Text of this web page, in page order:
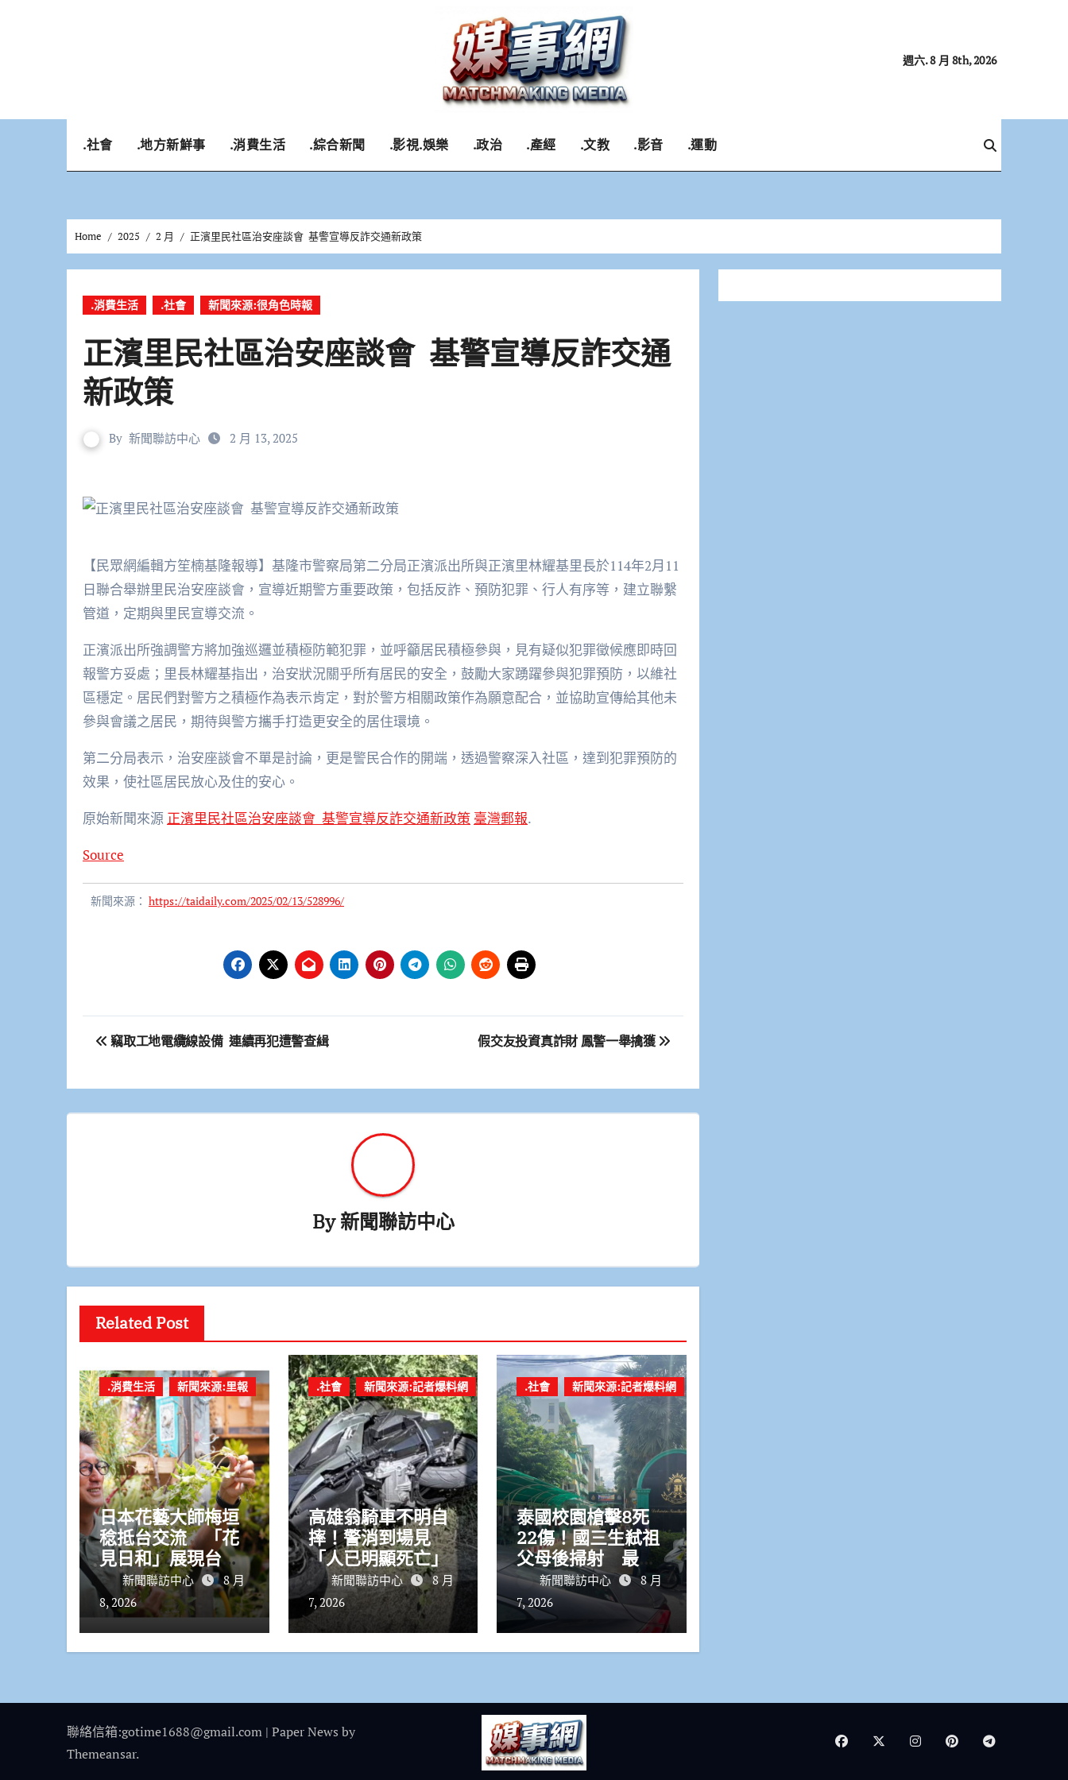
週六. 8 月 8th, 2026
.社會 .地方新鮮事 .消費生活 .綜合新聞 .影視.娛樂 .政治 .產經 .文教 .影音 .運動
Home 2025 2 月 正濱里民社區治安座談會 基警宣導反詐交通新政策
.消費生活 .社會 新聞來源:很角色時報
正濱里民社區治安座談會 基警宣導反詐交通
新政策
By 新聞聯訪中心 2 月 13, 2025
【民眾網編輯方笙楠基隆報導】基隆市警察局第二分局正濱派出所與正濱里林耀基里長於114年2月11
日聯合舉辦里民治安座談會，宣導近期警方重要政策，包括反詐、預防犯罪、行人有序等，建立聯繫
管道，定期與里民宣導交流。
正濱派出所強調警方將加強巡邏並積極防範犯罪，並呼籲居民積極參與，見有疑似犯罪徵候應即時回
報警方妥處；里長林耀基指出，治安狀況關乎所有居民的安全，鼓勵大家踴躍參與犯罪預防，以維社
區穩定。居民們對警方之積極作為表示肯定，對於警方相關政策作為願意配合，並協助宣傳給其他未
參與會議之居民，期待與警方攜手打造更安全的居住環境。
第二分局表示，治安座談會不單是討論，更是警民合作的開端，透過警察深入社區，達到犯罪預防的
效果，使社區居民放心及住的安心。
原始新聞來源 正濱里民社區治安座談會 基警宣導反詐交通新政策 臺灣郵報.
Source
新聞來源： https://taidaily.com/2025/02/13/528996/
文
導
竊取工地電纜線設備 連續再犯遭警查緝 假交友投資真詐財 鳳警一舉擒獲
By新聞聯訪中心
Related Post
.消費生活 新聞來源:里報
日本花藝大師梅垣
稔抵台交流 「花
見日和」展現台日
花藝文化魅力 8月8
日精彩展演登場
新聞聯訪中心
8 月
8, 2026
.社會 新聞來源:記者爆料網
高雄翁騎車不明自
摔！警消到場見
「人已明顯死亡」
新聞聯訪中心
8 月
7, 2026
.社會 新聞來源:記者爆料網
泰國校園槍擊8死
22傷！國三生弒祖
父母後掃射 最後
教室內身亡
新聞聯訪中心
8 月
7, 2026
聯絡信箱:gotime1688@gmail.com | Paper News by
Themeansar.